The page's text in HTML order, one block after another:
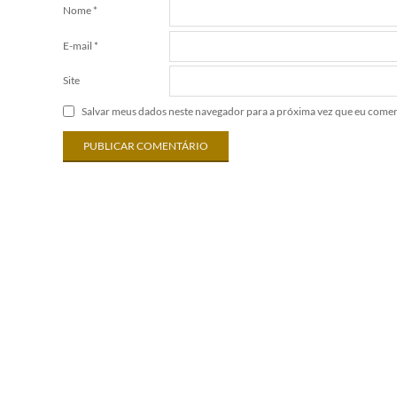
Nome *
E-mail *
Site
Salvar meus dados neste navegador para a próxima vez que eu